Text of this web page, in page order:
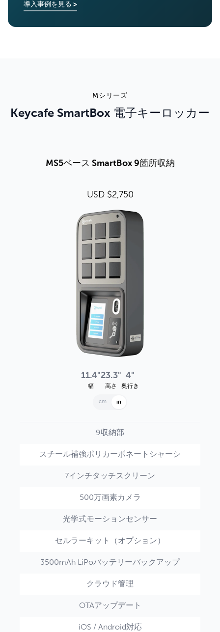
導入事例を見る >
Mシリーズ
Keycafe SmartBox 電子キーロッカー
MS5ベース SmartBox 9箇所収納
USD $2,750
11.4"
幅
23.3"
高さ
4"
奥行き
cm in
9収納部
スチール補強ポリカーボネートシャーシ
7インチタッチスクリーン
500万画素カメラ
光学式モーションセンサー
セルラーキット（オプション）
3500mAh LiPoバッテリーバックアップ
クラウド管理
OTAアップデート
iOS / Android対応